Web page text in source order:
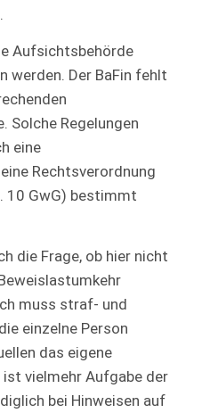
Aufsichtsbehörde
werden. Der BaFin fehlt
Solche Regelungen
eine
Rechtsverordnung
10 GwG) bestimmt
die Frage, ob hier nicht
muss straf- und
einzelne Person
das eigene
vielmehr Aufgabe der
bei Hinweisen auf